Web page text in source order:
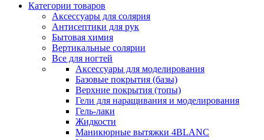
Категории товаров
Аксессуары для солярия
Антисептики для рук
Бытовая химия
Вертикальные солярии
Все для ногтей
Аксессуары для моделирования
Базовые покрытия (базы)
Верхние покрытия (топы)
Гели для наращивания и моделирования
Гель-лаки
Жидкости
Маникюрные вытяжки 4BLANC